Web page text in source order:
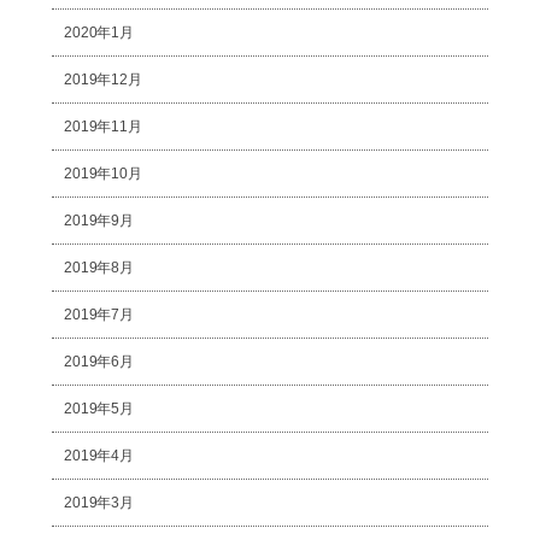
2020年1月
2019年12月
2019年11月
2019年10月
2019年9月
2019年8月
2019年7月
2019年6月
2019年5月
2019年4月
2019年3月